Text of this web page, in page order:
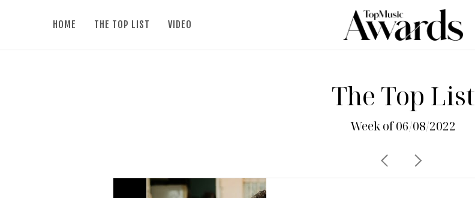
HOME THE TOP LIST VIDEO
The Top List
Week of 06/08/2022